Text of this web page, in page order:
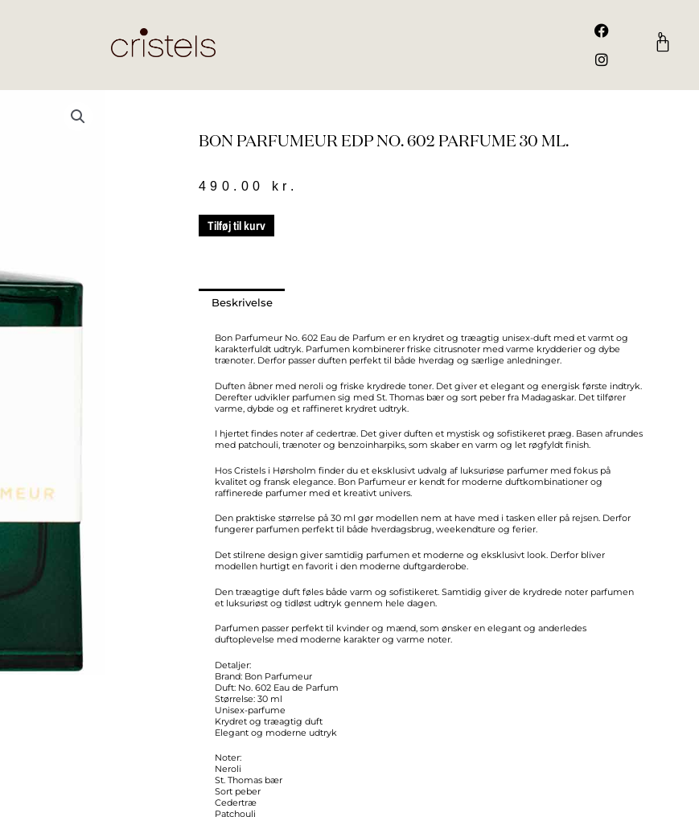
F
a
c
e
o
I
n
s
t
g
0
Kurv
BON PARFUMEUR EDP NO. 602 PARFUME 30 ML.
490.00 kr.
BON
602
ML.
Tilføj til kurv
Beskrivelse
Bon Parfumeur No. 602 Eau de Parfum er en krydret og træagtig unisex-duft med et varmt og
karakterfuldt udtryk. Parfumen kombinerer friske citrusnoter med varme krydderier og dybe
trænoter. Derfor passer duften perfekt til både hverdag og særlige anledninger.
Duften åbner med neroli og friske krydrede toner. Det giver et elegant og energisk første indtryk.
Derefter udvikler parfumen sig med St. Thomas bær og sort peber fra Madagaskar. Det tilfører
varme, dybde og et raffineret krydret udtryk.
I hjertet findes noter af cedertræ. Det giver duften et mystisk og sofistikeret præg. Basen afrundes
med patchouli, trænoter og benzoinharpiks, som skaber en varm og let røgfyldt finish.
Hos Cristels i Hørsholm finder du et eksklusivt udvalg af luksuriøse parfumer med fokus på
kvalitet og fransk elegance. Bon Parfumeur er kendt for moderne duftkombinationer og
raffinerede parfumer med et kreativt univers.
Den praktiske størrelse på 30 ml gør modellen nem at have med i tasken eller på rejsen. Derfor
fungerer parfumen perfekt til både hverdagsbrug, weekendture og ferier.
Det stilrene design giver samtidig parfumen et moderne og eksklusivt look. Derfor bliver
modellen hurtigt en favorit i den moderne duftgarderobe.
Den træagtige duft føles både varm og sofistikeret. Samtidig giver de krydrede noter parfumen
et luksuriøst og tidløst udtryk gennem hele dagen.
Parfumen passer perfekt til kvinder og mænd, som ønsker en elegant og anderledes
duftoplevelse med moderne karakter og varme noter.
Detaljer:
Brand: Bon Parfumeur
Duft: No. 602 Eau de Parfum
Størrelse: 30 ml
Unisex-parfume
Krydret og træagtig duft
Elegant og moderne udtryk
Noter:
Neroli
St. Thomas bær
Sort peber
Cedertræ
Patchouli